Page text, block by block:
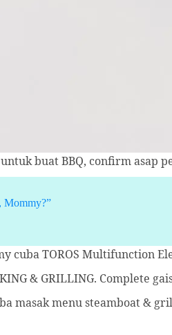
buat BBQ, confirm asap
Mommy?”
cuba TOROS Multifunction
& GRILLING. Complete
masak menu steamboat &